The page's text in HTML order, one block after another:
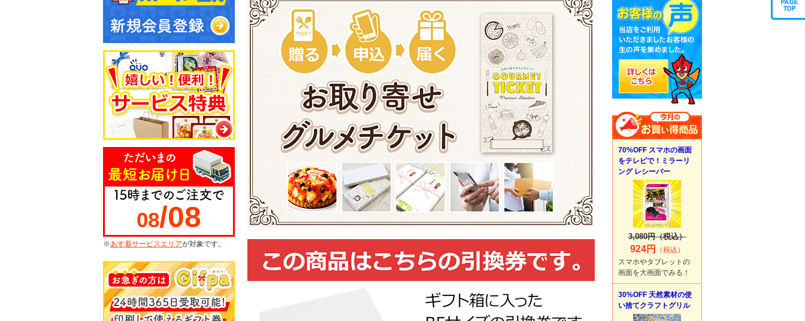
08/08
※あす着サービスエリアが対象です。
70%OFF スマホの画面
をテレビで！ミラーリ
ング レシーバー
3,080円（税込）
924円
（税込）
スマホやタブレットの
画面を大画面でみる！
30%OFF 天然素材の使
い捨てクラフトグリル